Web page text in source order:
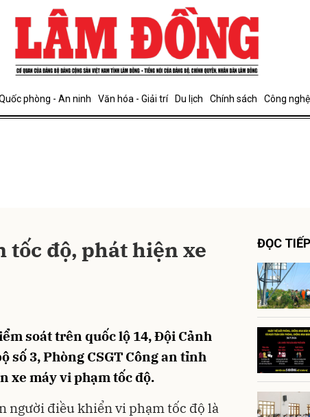
phòng - An ninh Văn hóa - Giải trí Du lịch Chính sách Công
tốc độ, phát hiện xe
soát trên quốc lộ 14, Đội Cảnh
số 3, Phòng CSGT Công an tỉnh
xe máy vi phạm tốc độ.
người điều khiển vi phạm tốc độ là
ĐỌC TIẾP
luận